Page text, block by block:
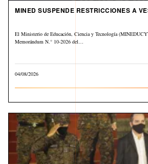
MINED SUSPENDE RESTRICCIONES A
El Ministerio de Educación, Ciencia y Tecnología
Memorándum N.° 10-2026 del…
04/08/2026